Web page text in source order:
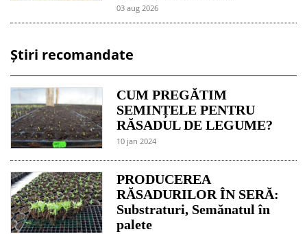
03 aug 2026
Știri recomandate
CUM PREGĂTIM
SEMINȚELE PENTRU
RĂSADUL DE LEGUME?
10 jan 2024
PRODUCEREA
RĂSADURILOR ÎN SERĂ:
Substraturi, Semănatul în
palete